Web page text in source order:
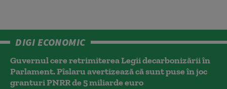
DIGI ECONOMIC
Guvernul cere retrimiterea Legii decarbonizării în
Parlament. Pîslaru avertizează că sunt puse în joc
granturi PNRR de 5 miliarde euro